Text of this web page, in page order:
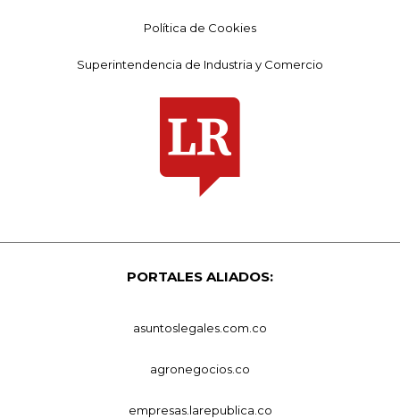
Política de Cookies
Superintendencia de Industria y Comercio
PORTALES ALIADOS:
asuntoslegales.com.co
agronegocios.co
empresas.larepublica.co